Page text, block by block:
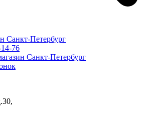
Санкт-Петербург
76
Санкт-Петербург